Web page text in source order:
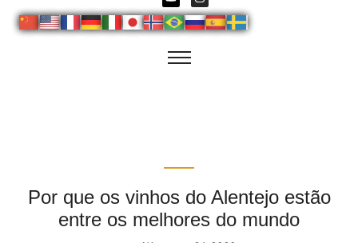
Por que os vinhos do Alentejo estão
entre os melhores do mundo